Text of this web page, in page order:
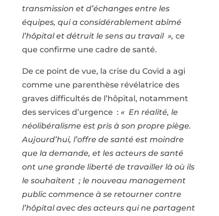
transmission et d’échanges entre les
équipes, qui a considérablement abîmé
l’hôpital et détruit le sens au travail », ce
que confirme une cadre de santé.
De ce point de vue, la crise du Covid a agi
comme une parenthèse révélatrice des
graves difficultés de l’hôpital, notamment
des services d’urgence : « En réalité, le
néolibéralisme est pris à son propre piège.
Aujourd’hui, l’offre de santé est moindre
que la demande, et les acteurs de santé
ont une grande liberté de travailler là où ils
le souhaitent ; le nouveau management
public commence à se retourner contre
l’hôpital avec des acteurs qui ne partagent